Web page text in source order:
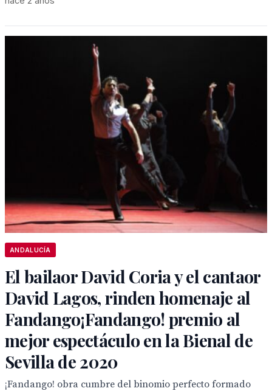
ANDALUCÍA
El bailaor David Coria y el cantaor
David Lagos, rinden homenaje al
Fandango¡Fandango! premio al
mejor espectáculo en la Bienal de
Sevilla de 2020
¡Fandango! obra cumbre del binomio perfecto formado